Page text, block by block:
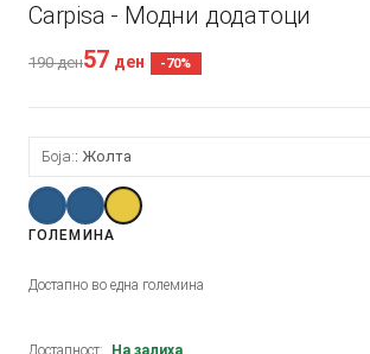
Carpisa - Модни додатоци
190ден57 ден -70%
Боја: Жолта
ГОЛЕМИНА
Достапно во една големина
Достапност: На залиха